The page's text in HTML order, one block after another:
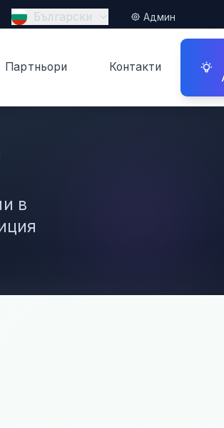
Български Админ
Партньори Контакти
в